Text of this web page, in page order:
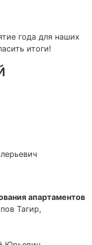
года для наших
итоги!
апартаментов
Тагир,